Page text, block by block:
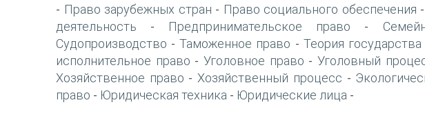
- Право зарубежных стран - Право социального обеспечения -
деятельность - Предпринимательское право -
Судопроизводство -Таможенное право - Теория
исполнительное право -Уголовное право -Уголовный
Хозяйственное право - Хозяйственный процесс -
право - Юридическая техника - Юридические лица -